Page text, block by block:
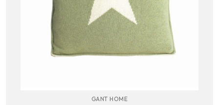
GANT HOME